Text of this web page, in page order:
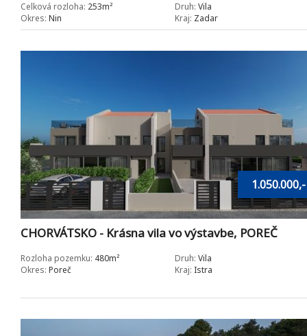
Celková rozloha: 253m² Druh: Vila
Okres: Nin Kraj: Zadar
CHORVÁTSKO - Krásna vila vo výstavbe, POREČ
Rozloha pozemku: 480m² Druh: Vila
Okres: Poreč Kraj: Istra